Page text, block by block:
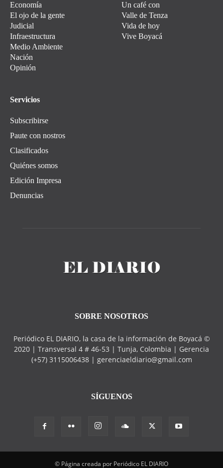
Economía
El ojo de la gente
Judicial
Infraestructura
Medio Ambiente
Nación
Opinión
Un café con
Valle de Tenza
Vida de hoy
Vive Boyacá
Servicios
Subscribirse
Paute con nostros
Clasificados
Quiénes somos
Edición Impresa
Denuncias
SOBRE NOSOTROS
Periódico EL DIARIO, la casa de la información de Boyacá ©
2020 | Transversal 4 # 46-53 | Tunja, Colombia | Gerencia
(+57) 3115006438 | gerenciaeldiario@gmail.com
SÍGUENOS
© Página creada por Periódico EL DIARIO